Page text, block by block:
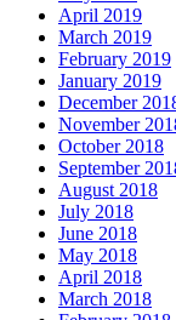
April 2019
March 2019
February 2019
January 2019
December
November
October 2018
September
August 2018
July 2018
June 2018
May 2018
April 2018
March 2018